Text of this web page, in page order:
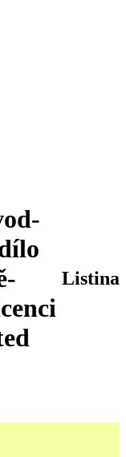
Listina